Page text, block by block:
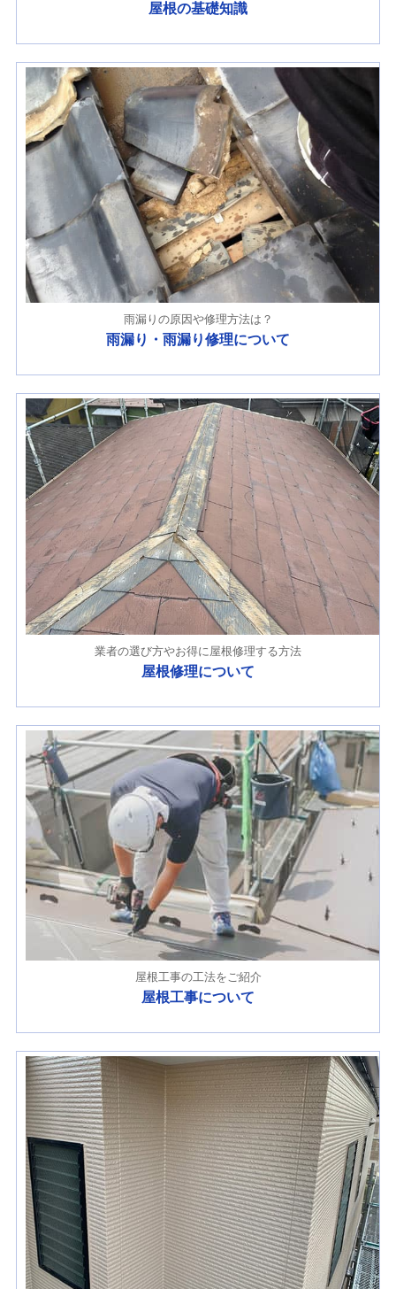
屋根の基礎知識
雨漏りの原因や修理方法は？
雨漏り・雨漏り修理について
業者の選び方やお得に屋根修理する方法
屋根修理について
屋根工事の工法をご紹介
屋根工事について